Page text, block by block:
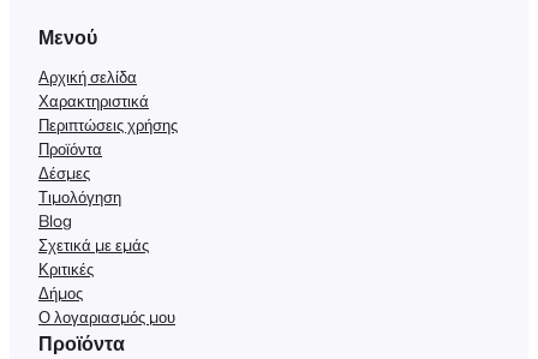
Μενού
Αρχική σελίδα
Χαρακτηριστικά
Περιπτώσεις χρήσης
Προϊόντα
Δέσμες
Τιμολόγηση
Blog
Σχετικά με εμάς
Κριτικές
Δήμος
Ο λογαριασμός μου
Προϊόντα